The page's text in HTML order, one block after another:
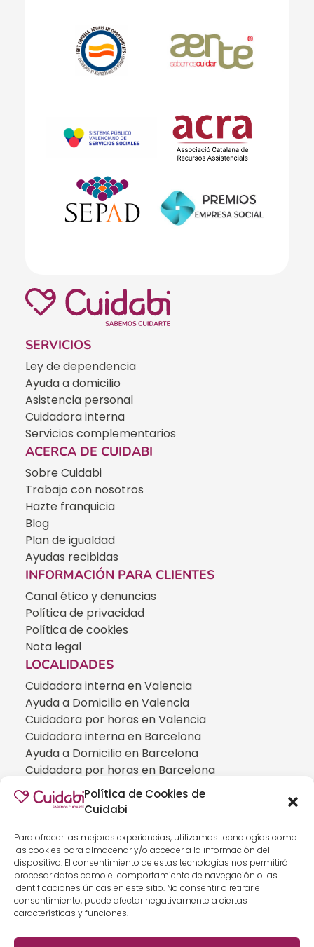
Política de Cookies de
Cuidabi
Para ofrecer las mejores experiencias, utilizamos tecnologías como
las cookies para almacenar y/o acceder a la información del
dispositivo. El consentimiento de estas tecnologías nos permitirá
procesar datos como el comportamiento de navegación o las
identificaciones únicas en este sitio. No consentir o retirar el
consentimiento, puede afectar negativamente a ciertas
características y funciones.
SERVICIOS
Ley de dependencia
Ayuda a domicilio
Asistencia personal
Cuidadora interna
Servicios complementarios
ACERCA DE CUIDABI
Sobre Cuidabi
Trabajo con nosotros
Hazte franquicia
Blog
Plan de igualdad
Ayudas recibidas
INFORMACIÓN PARA CLIENTES
Canal ético y denuncias
Política de privacidad
Política de cookies
Nota legal
LOCALIDADES
Cuidadora interna en Valencia
Ayuda a Domicilio en Valencia
Cuidadora por horas en Valencia
Cuidadora interna en Barcelona
Ayuda a Domicilio en Barcelona
Cuidadora por horas en Barcelona
Cuidadora interna en Madrid
Ayuda a Domicilio en Madrid
CUIDADOS ESPECIALIZADOS
Cuidadoras de personas con Alzheimer
Cuidadoras de personas con Parkinson
Cuidadoras de personas con ELA
Cuidados especializados para personas que